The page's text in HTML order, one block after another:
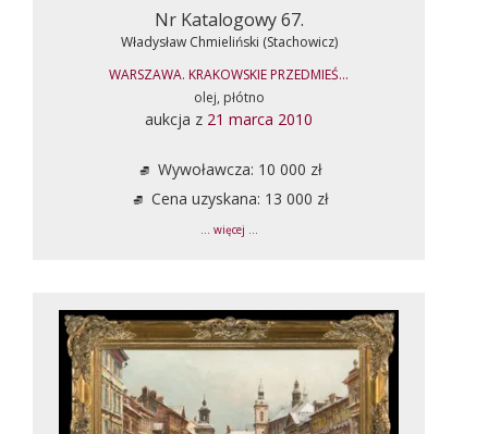
Nr Katalogowy 67.
Władysław Chmieliński (Stachowicz)
WARSZAWA. KRAKOWSKIE PRZEDMIEŚ...
olej, płótno
aukcja z 21 marca 2010
Wywoławcza: 10 000 zł
Cena uzyskana: 13 000 zł
... więcej ...